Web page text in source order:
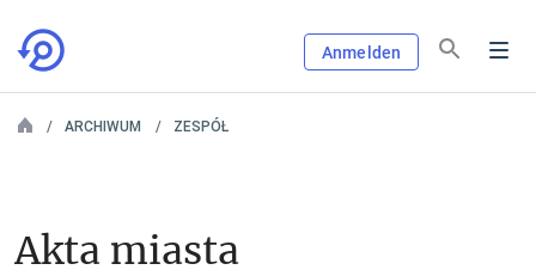
Anmelden
ARCHIWUM ZESPÓŁ
Akta miasta